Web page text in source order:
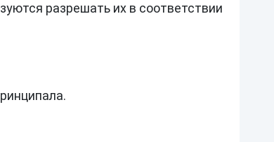
разрешать их в соответствии